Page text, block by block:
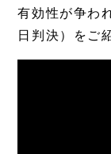
有効性が争わ
日判決）をご